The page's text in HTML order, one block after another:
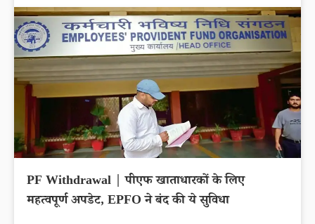
PF Withdrawal | पीएफ खाताधारकों के लिए
महत्वपूर्ण अपडेट, EPFO ने बंद की ये सुविधा